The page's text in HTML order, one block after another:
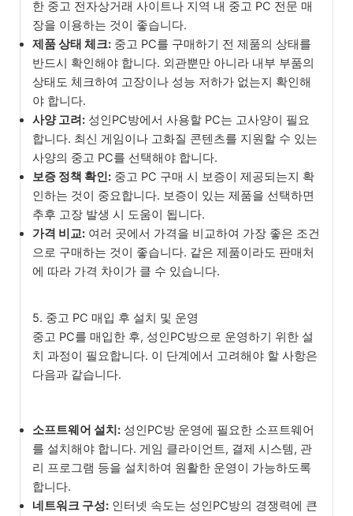
한 중고 전자상거래 사이트나 지역 내 중고 PC 전문 매
장을 이용하는 것이 좋습니다.
제품 상태 체크: 중고 PC를 구매하기 전 제품의 상태를
반드시 확인해야 합니다. 외관뿐만 아니라 내부 부품의
상태도 체크하여 고장이나 성능 저하가 없는지 확인해
야 합니다.
사양 고려: 성인PC방에서 사용할 PC는 고사양이 필요
합니다. 최신 게임이나 고화질 콘텐츠를 지원할 수 있는
사양의 중고 PC를 선택해야 합니다.
보증 정책 확인: 중고 PC 구매 시 보증이 제공되는지 확
인하는 것이 중요합니다. 보증이 있는 제품을 선택하면
추후 고장 발생 시 도움이 됩니다.
가격 비교: 여러 곳에서 가격을 비교하여 가장 좋은 조건
으로 구매하는 것이 좋습니다. 같은 제품이라도 판매처
에 따라 가격 차이가 클 수 있습니다.
5. 중고 PC 매입 후 설치 및 운영
중고 PC를 매입한 후, 성인PC방으로 운영하기 위한 설
치 과정이 필요합니다. 이 단계에서 고려해야 할 사항은
다음과 같습니다.
소프트웨어 설치: 성인PC방 운영에 필요한 소프트웨어
를 설치해야 합니다. 게임 클라이언트, 결제 시스템, 관
리 프로그램 등을 설치하여 원활한 운영이 가능하도록
합니다.
네트워크 구성: 인터넷 속도는 성인PC방의 경쟁력에 큰